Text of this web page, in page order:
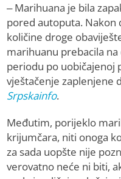
– Marihuana je bila
pored autoputa. Nakon
količine droge
marihuanu prebacila
periodu po uobičajenoj
vještačenje zaplenjene
Srpskainfo.
Međutim, porijeklo
krijumčara, niti onoga
za sada uopšte nije
verovatno neće ni biti,